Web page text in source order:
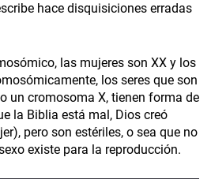
hace disquisiciones erradas
las mujeres son XX y los
los seres que son
un cromosoma X, tienen forma de
la Biblia está mal, Dios creó
pero son estériles, o sea que no
existe para la reproducción.